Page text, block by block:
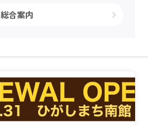
総合案内